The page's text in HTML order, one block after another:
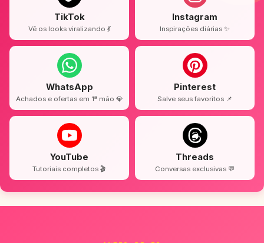
TikTok
Vê os looks viralizando 💃
Instagram
Inspirações diárias ✨
WhatsApp
Achados e ofertas em 1ª mão 💎
Pinterest
Salve seus favoritos 📌
YouTube
Tutoriais completos 🎬
Threads
Conversas exclusivas 💬